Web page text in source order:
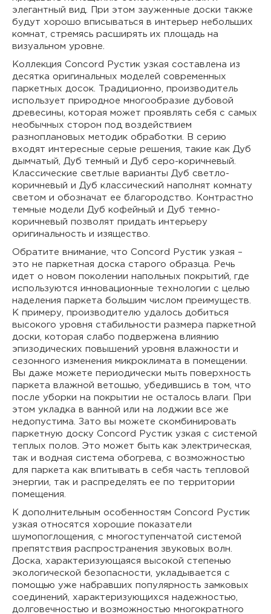
элегантный вид. При этом зауженные доски также
будут хорошо вписываться в интерьер небольших
комнат, стремясь расширять их площадь на
визуальном уровне.
Коллекция Concord Рустик узкая составлена из
десятка оригинальных моделей современных
паркетных досок. Традиционно, производитель
использует природное многообразие дубовой
древесины, которая может проявлять себя с самых
необычных сторон под воздействием
разноплановых методик обработки. В серию
входят интересные серые решения, такие как Дуб
дымчатый, Дуб темный и Дуб серо-коричневый.
Классические светлые варианты Дуб светло-
коричневый и Дуб классический наполнят комнату
светом и обозначат ее благородство. Контрастно
темные модели Дуб кофейный и Дуб темно-
коричневый позволят придать интерьеру
оригинальность и изящество.
Обратите внимание, что Concord Рустик узкая –
это не паркетная доска старого образца. Речь
идет о новом поколении напольных покрытий, где
используются инновационные технологии с целью
наделения паркета большим числом преимуществ.
К примеру, производителю удалось добиться
высокого уровня стабильности размера паркетной
доски, которая слабо подвержена влиянию
эпизодических повышений уровня влажности и
сезонного изменения микроклимата в помещении.
Вы даже можете периодически мыть поверхность
паркета влажной ветошью, убедившись в том, что
после уборки на покрытии не осталось влаги. При
этом укладка в ванной или на лоджии все же
недопустима. Зато вы можете скомбинировать
паркетную доску Concord Рустик узкая с системой
теплых полов. Это может быть как электрическая,
так и водная система обогрева, с возможностью
для паркета как впитывать в себя часть тепловой
энергии, так и распределять ее по территории
помещения.
К дополнительным особенностям Concord Рустик
узкая относятся хорошие показатели
шумопоглощения, с многоступенчатой системой
препятствия распространения звуковых волн.
Доска, характеризующаяся высокой степенью
экологической безопасности, укладывается с
помощью уже набравших популярность замковых
соединений, характеризующихся надежностью,
долговечностью и возможностью многократного